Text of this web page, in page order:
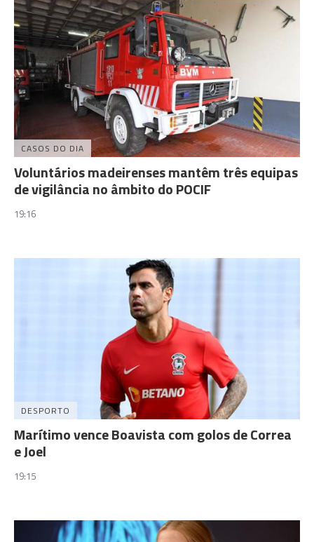
CASOS DO DIA
Voluntários madeirenses mantêm três equipas
de vigilância no âmbito do POCIF
19:16
DESPORTO
Marítimo vence Boavista com golos de Correa
e Joel
19:15